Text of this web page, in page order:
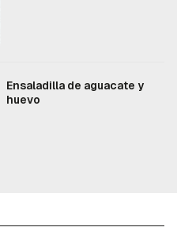
Ensaladilla de aguacate y
huevo